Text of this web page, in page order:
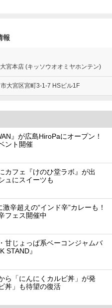
報
宮本店 (キッソウオオミヤホンテン)
大宮区宮町3-1-7 HSビル1F
』が広島HiroPaにオープン！
ント開催
カフェ『けのひ堂ラボ』が出
ュにスイーツも
辛超えの“インド辛”カレーも！
フェス開催中
甘じょっぱ系ベーコンジャムバ
STAND』
ら「にんにくカルビ丼」が発
丼」も待望の復活